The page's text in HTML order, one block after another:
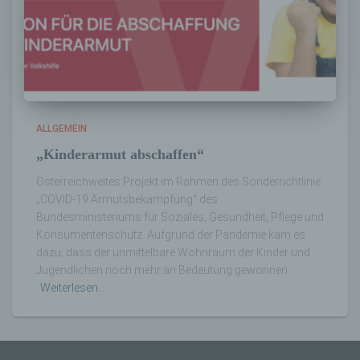
ALLGEMEIN
„Kinderarmut abschaffen“
Österreichweites Projekt im Rahmen des Sonderrichtlinie
„COVID-19 Armutsbekämpfung“ des
Bundesministeriums für Soziales, Gesundheit, Pflege und
Konsumentenschutz. Aufgrund der Pandemie kam es
dazu, dass der unmittelbare Wohnraum der Kinder und
Jugendlichen noch mehr an Bedeutung gewonnen
Weiterlesen…
h) Auftragsverarbeiter
Auftragsverarbeiter ist eine natürliche oder
oder andere Stelle, die personenbezogene
verarbeitet.
i) Empfänger
Empfänger ist eine natürliche oder juristische
Person, Behörde, Einrichtung oder andere
Stelle, der personenbezogene Daten
offengelegt werden, unabhängig davon, ob
bestimmten Untersuchungsauftrags nach